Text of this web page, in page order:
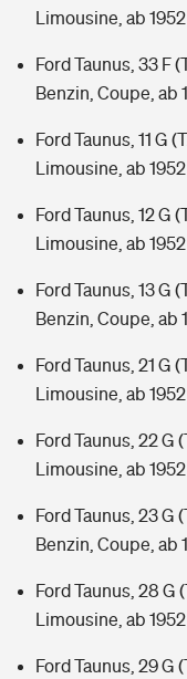
Limousine, ab 1952
Ford Taunus, 33 F
Benzin, Coupe, ab
Ford Taunus, 11 G
Limousine, ab 1952
Ford Taunus, 12 G
Limousine, ab 1952
Ford Taunus, 13 G
Benzin, Coupe, ab
Ford Taunus, 21 G
Limousine, ab 1952
Ford Taunus, 22 G
Limousine, ab 1952
Ford Taunus, 23 G
Benzin, Coupe, ab
Ford Taunus, 28 G
Limousine, ab 1952
Ford Taunus, 29 G